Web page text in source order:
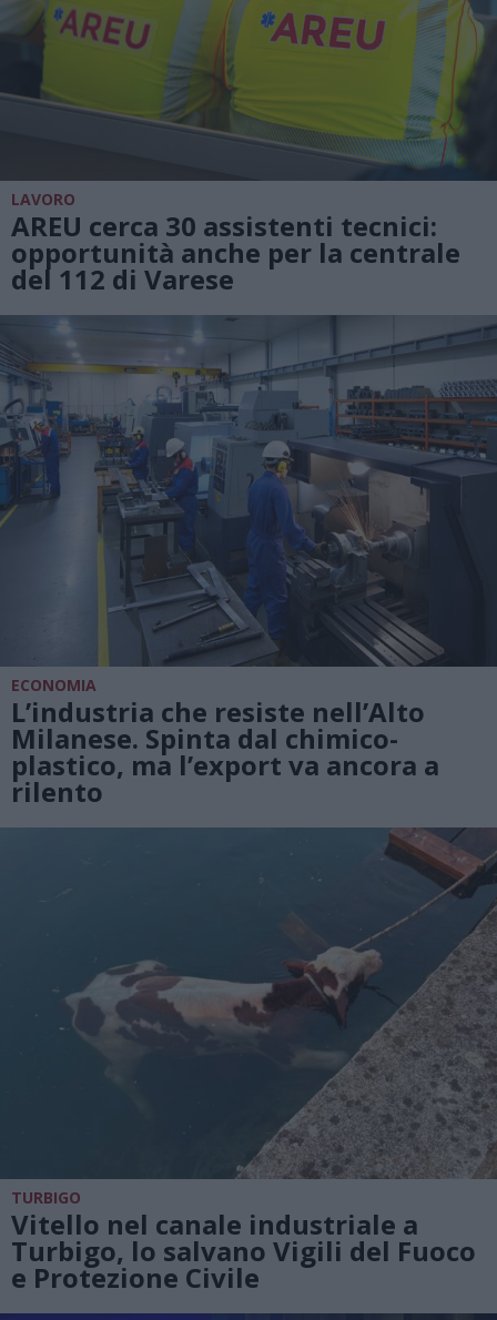
LAVORO
AREU cerca 30 assistenti tecnici:
opportunità anche per la centrale
del 112 di Varese
ECONOMIA
L’industria che resiste nell’Alto
Milanese. Spinta dal chimico-
plastico, ma l’export va ancora a
rilento
TURBIGO
Vitello nel canale industriale a
Turbigo, lo salvano Vigili del Fuoco
e Protezione Civile